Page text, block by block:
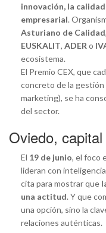
innovación, la
empresarial.
Asturiano de Calidad
EUSKALIT, ADER o
ecosistema.
El Premio CEX, que
concreto de la gestión
marketing), se ha
del sector.
Oviedo,
El 19 de junio, el foco
lideran con
cita para mostrar que
una actitud. Y que
una opción, sino la
relaciones auténticas.